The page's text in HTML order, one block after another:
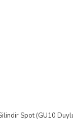
Spot (GU10